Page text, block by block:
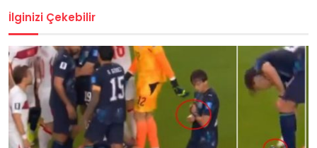
İlginizi Çekebilir